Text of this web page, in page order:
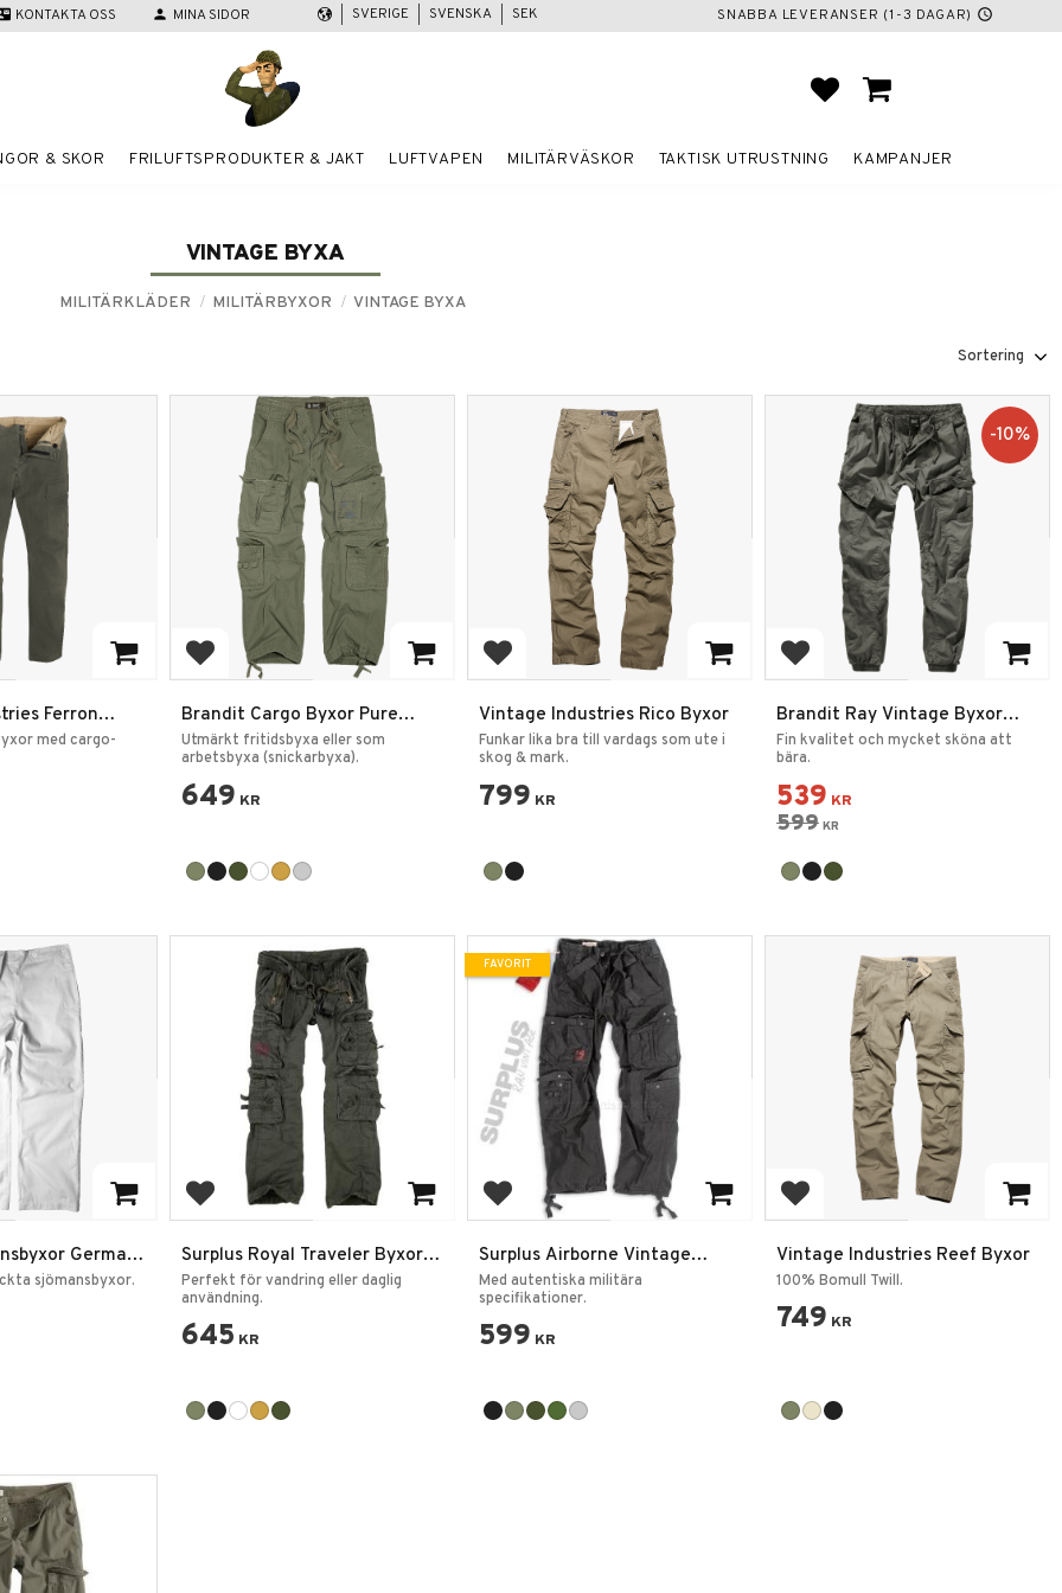
KONTAKTA OSS person MINA SIDOR SNABBA LEVERANSER (1-3 DAGAR) schedule
SVERIGE SVENSKA SEK
FAVORITER
KUNDVAGN
& SKOR FRILUFTSPRODUKTER & JAKT LUFTVAPEN MILITÄRVÄSKOR TAKTISK UTRUSTNING KAMPANJER
VINTAGE BYXA
MILITÄRKLÄDER MILITÄRBYXOR VINTAGE BYXA
Välj sortering
Ferron
Slim-fitmed cargo-
Lägg till i favoriter
Brandit Cargo Byxor Pure
Vintage
Utmärkt fritidsbyxa eller som
arbetsbyxa (snickarbyxa).
649 KR
Lägg till i favoriter
Vintage Industries Rico Byxor
Funkar lika bra till vardags som ute i
skog & mark.
799 KR
Lägg till i favoriter
Brandit Ray Vintage Byxor
Slim cut
Fin kvalitet och mycket sköna att
bära.
539 KR
599 KR
10%
German
sjömansbyxor.
Lägg till i favoriter
Surplus Royal Traveler Byxor
Army Cargo
Perfekt för vandring eller daglig
användning.
645 KR
Lägg till i favoriter
Surplus Airborne Vintage
Byxor
Med autentiska militära
specifikationer.
599 KR
FAVORIT
Lägg till i favoriter
Vintage Industries Reef Byxor
100% Bomull Twill.
749 KR